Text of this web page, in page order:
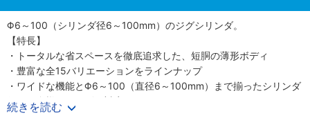
Φ6～100（シリンダ径6～100mm）のジグシリンダ。
【特長】
・トータルな省スペースを徹底追求した、短胴の薄形ボディ
・豊富な全15バリエーションをラインナップ
・ワイドな機能とΦ6～100（直径6～100mm）まで揃ったシリンダ
径で、多様なニーズに対応
・スクエアロッドで回転レス機能がプラス、機械装置の高効率設計
続きを読む